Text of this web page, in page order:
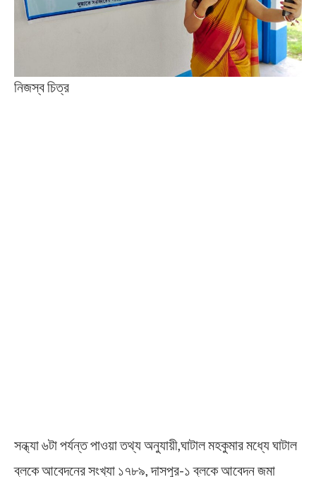
নিজস্ব চিত্র
সন্ধ্যা ৬টা পর্যন্ত পাওয়া তথ্য অনুযায়ী,ঘাটাল মহকুমার মধ্যে ঘাটাল
ব্লকে আবেদনের সংখ্যা ১৭৮৯, দাসপুর-১ ব্লকে আবেদন জমা